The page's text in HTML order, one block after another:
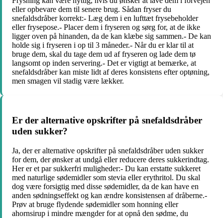
eller opbevare dem til senere brug. Sådan fryser du
snefaldsdråber korrekt:- Læg dem i en lufttæt frysebeholder
eller frysepose.- Placer dem i fryseren og sørg for, at de ikke
ligger oven på hinanden, da de kan klæbe sig sammen.- De kan
holde sig i fryseren i op til 3 måneder.- Når du er klar til at
bruge dem, skal du tage dem ud af fryseren og lade dem tø
langsomt op inden servering.- Det er vigtigt at bemærke, at
snefaldsdråber kan miste lidt af deres konsistens efter optøning,
men smagen vil stadig være lækker.
Er der alternative opskrifter på snefaldsdråber
uden sukker?
Ja, der er alternative opskrifter på snefaldsdråber uden sukker
for dem, der ønsker at undgå eller reducere deres sukkerindtag.
Her er et par sukkerfri muligheder:- Du kan erstatte sukkeret
med naturlige sødemidler som stevia eller erythritol. Du skal
dog være forsigtig med disse sødemidler, da de kan have en
anden sødningseffekt og kan ændre konsistensen af ​​dråberne.-
Prøv at bruge flydende sødemidler som honning eller
ahornsirup i mindre mængder for at opnå den sødme, du